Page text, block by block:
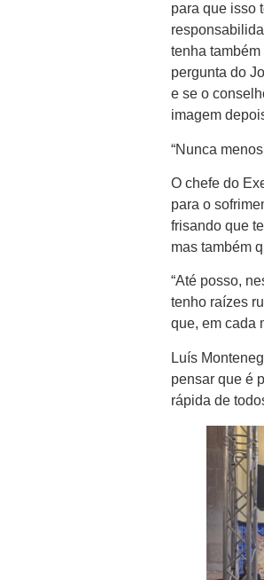
para que isso
tenha
pergunta do
e se o
imagem
“Nunca
O chefe do
para o
frisando que
mas também
“Até posso,
tenho raízes
que, em cada
Luís
pensar que é
rápida de